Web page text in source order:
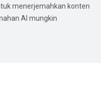
menerjemahkan konten
AI mungkin